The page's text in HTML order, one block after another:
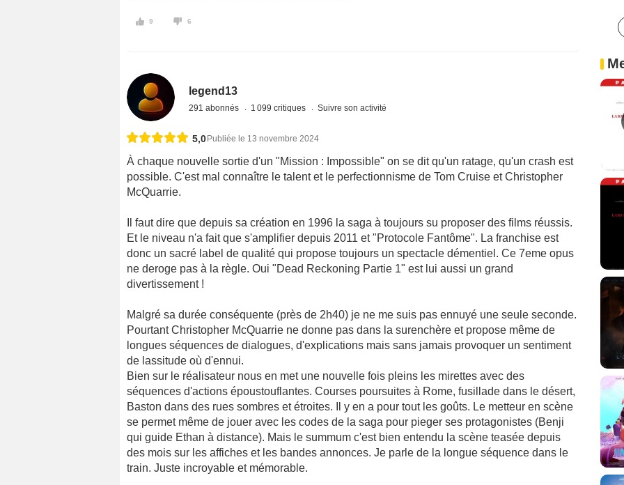
9 6
legend13
291 abonnés 1 099 critiques Suivre son activité
5,0 Publiée le 13 novembre 2024
À chaque nouvelle sortie d'un "Mission : Impossible" on se dit qu'un ratage, qu'un crash est
possible. C'est mal connaître le talent et le perfectionnisme de Tom Cruise et Christopher
McQuarrie.
Il faut dire que depuis sa création en 1996 la saga à toujours su proposer des films réussis.
Et le niveau n'a fait que s'amplifier depuis 2011 et "Protocole Fantôme". La franchise est
donc un sacré label de qualité qui propose toujours un spectacle démentiel. Ce 7eme opus
ne deroge pas à la règle. Oui "Dead Reckoning Partie 1" est lui aussi un grand
divertissement !
Malgré sa durée conséquente (près de 2h40) je ne me suis pas ennuyé une seule seconde.
Pourtant Christopher McQuarrie ne donne pas dans la surenchère et propose même de
longues séquences de dialogues, d'explications mais sans jamais provoquer un sentiment
de lassitude où d'ennui.
Bien sur le réalisateur nous en met une nouvelle fois pleins les mirettes avec des
séquences d'actions époustouflantes. Courses poursuites à Rome, fusillade dans le désert,
Baston dans des rues sombres et étroites. Il y en a pour tout les goûts. Le metteur en scène
se permet même de jouer avec les codes de la saga pour pieger ses protagonistes (Benji
qui guide Ethan à distance). Mais le summum c'est bien entendu la scène teasée depuis
des mois sur les affiches et les bandes annonces. Je parle de la longue séquence dans le
train. Juste incroyable et mémorable.